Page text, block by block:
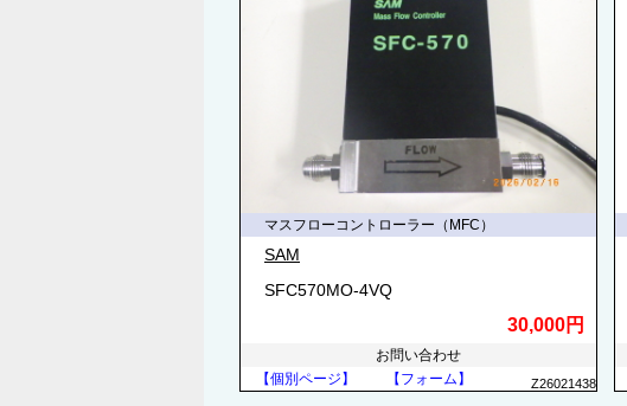
マスフローコントローラー（MFC）
SAM
SFC570MO-4VQ
30,000円
お問い合わせ
【個別ページ】
【フォーム】 Z26021438